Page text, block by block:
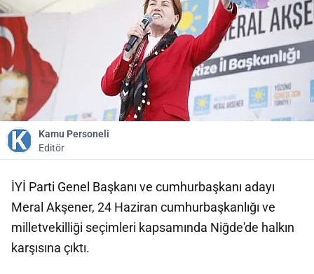
Kamu Personeli
Editör
İYİ Parti Genel Başkanı ve cumhurbaşkanı adayı
Meral Akşener, 24 Haziran cumhurbaşkanlığı ve
milletvekilliği seçimleri kapsamında Niğde'de halkın
karşısına çıktı.